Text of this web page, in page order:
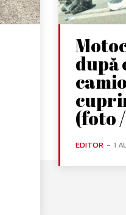
după
(foto
EDITOR - 1